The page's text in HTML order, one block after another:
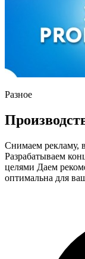
Разное
Снимаем рекламу,
Разрабатываем
целями Даем
оптимальна для